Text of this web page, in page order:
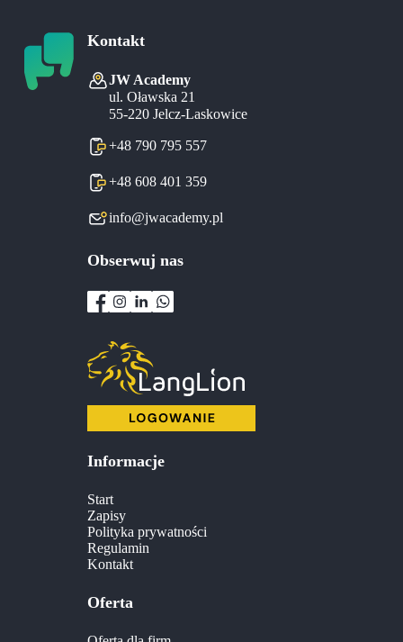
Kontakt
JW Academy
ul. Oławska 21
55-220 Jelcz-Laskowice
+48 790 795 557
+48 608 401 359
info@jwacademy.pl
Informacje
Start
Zapisy
Polityka prywatności
Regulamin
Kontakt
Oferta
Obserwuj nas